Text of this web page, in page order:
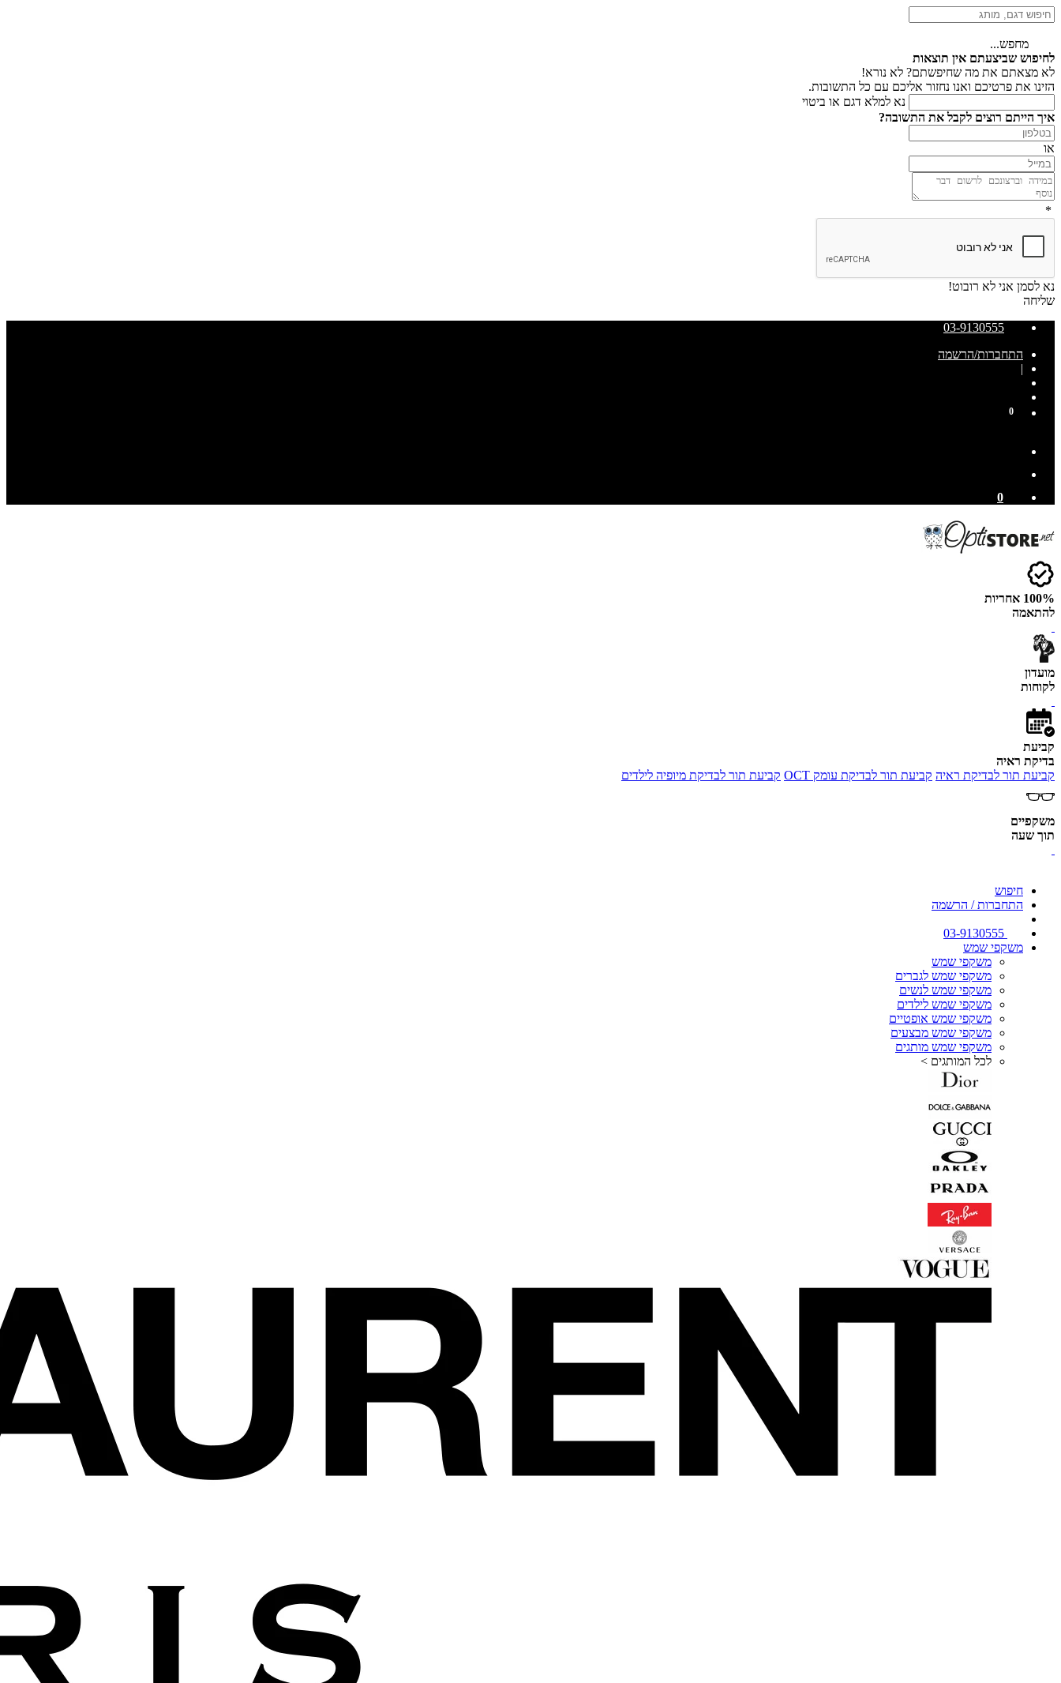
מחפש...
לחיפוש שביצעתם אין תוצאות
לא מצאתם את מה שחיפשתם? לא נורא!
הזינו את פרטיכם ואנו נחזור אליכם עם כל התשובות.
נא למלא דגם או ביטוי
איך הייתם רוצים לקבל את התשובה?
או
*
נא לסמן אני לא רובוט!
שליחה
03-9130555
התחברות/הרשמה
|
0
0
100% אחריות
להתאמה
מועדון
לקוחות
קביעת
בדיקת ראיה
קביעת תור לבדיקת ראיה קביעת תור לבדיקת עומק OCT קביעת תור לבדיקת מיופיה לילדים
משקפיים
תוך שעה
חיפוש
התחברות / הרשמה
משקפי שמש
משקפי שמש
משקפי שמש לגברים
משקפי שמש לנשים
משקפי שמש לילדים
משקפי שמש אופטיים
משקפי שמש מבצעים
משקפי שמש מותגים
לכל המותגים >